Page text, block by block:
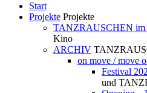
Start
Projekte Projekte
TANZRAUSCHEN
Kino
ARCHIV
on move / move
Festival
und